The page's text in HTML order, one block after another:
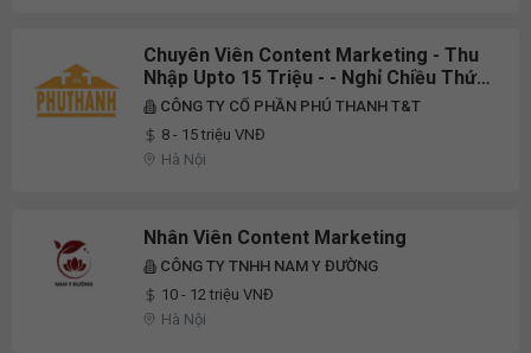
Chuyên Viên Content Marketing - Thu
Nhập Upto 15 Triệu - - Nghỉ Chiều Thứ
7, Chủ Nhật
CÔNG TY CỔ PHẦN PHÚ THANH T&T
8 - 15 triệu VNĐ
Hà Nội
Nhân Viên Content Marketing
CÔNG TY TNHH NAM Y ĐƯỜNG
10 - 12 triệu VNĐ
Hà Nội